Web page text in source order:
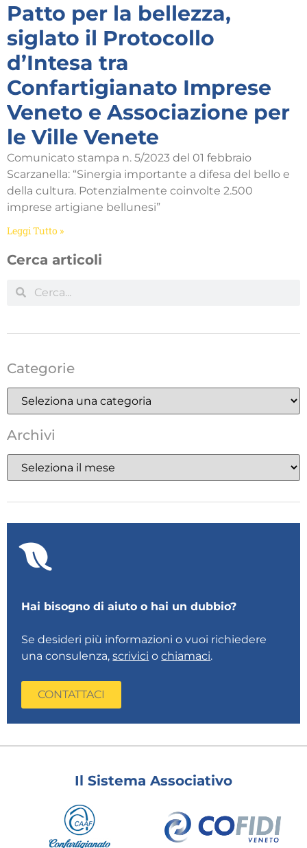
Patto per la bellezza,
siglato il Protocollo
d’Intesa tra
Confartigianato Imprese
Veneto e Associazione per
le Ville Venete
Comunicato stampa n. 5/2023 del 01 febbraio
Scarzanella: “Sinergia importante a difesa del bello e
della cultura. Potenzialmente coinvolte 2.500
imprese artigiane bellunesi”
Leggi Tutto »
Cerca articoli
Categorie
Archivi
Hai bisogno di aiuto o hai un dubbio?
Se desideri più informazioni o vuoi richiedere
una consulenza,scrivici ochiamaci.
CONTATTACI
Il Sistema Associativo